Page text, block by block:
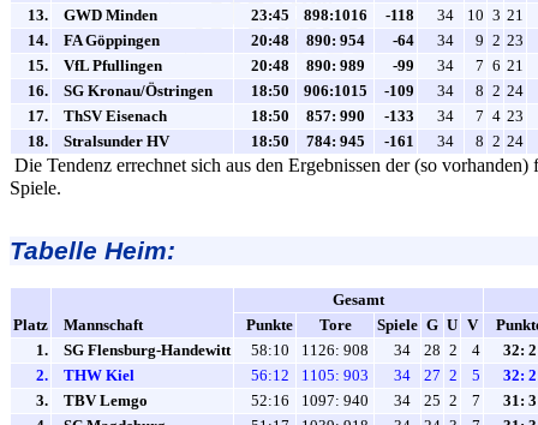
13.
GWD Minden 23:45 898:1016 -118 34 10 3 21
14.
FA Göppingen 20:48 890: 954 -64 34 9 2 23
15.
VfL Pfullingen 20:48 890: 989 -99 34 7 6 21
16.
SG Kronau/Östringen 18:50 906:1015 -109 34 8 2 24
17.
ThSV Eisenach 18:50 857: 990 -133 34 7 4 23
18.
Stralsunder HV 18:50 784: 945 -161 34 8 2 24
Die Tendenz errechnet sich aus den Ergebnissen der (so vorhanden)
Spiele.
Tabelle Heim:
Platz Mannschaft
Gesamt
Punkte
Tore Spiele G U V
1.
SG Flensburg-Handewitt 58:10 1126: 908 34 28 2 4
32: 2
2.
THW Kiel 56:12 1105: 903 34 27 2 5
32: 2
3.
TBV Lemgo 52:16 1097: 940 34 25 2 7
31: 3